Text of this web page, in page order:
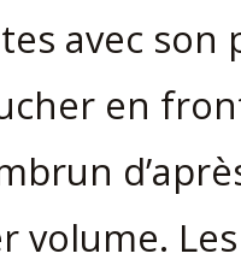
avec son
en
volume.